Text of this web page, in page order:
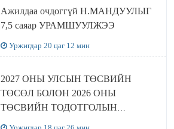
Ажилдаа очдоггүй Н.МАНДУУЛЫГ
7,5 саяар УРАМШУУЛЖЭЭ
Уржигдар 20 цаг 12 мин
2027 ОНЫ УЛСЫН ТӨСВИЙН
ТӨСӨЛ БОЛОН 2026 ОНЫ
ТӨСВИЙН ТОДОТГОЛЫН